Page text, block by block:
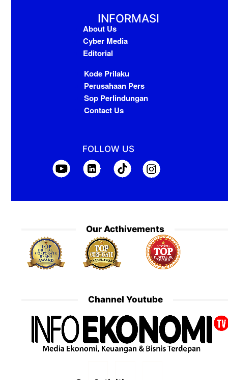
INFORMASI
About Us
Cyber Media
Editorial
Kode Prilaku
Perusahaan Pers
Sop Perlindungan
Contact Us
FOLLOW US
Our Acthivements
Channel Youtube